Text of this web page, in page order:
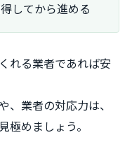
してから進める
れる業者であれば安
、業者の対応力は、
極めましょう。